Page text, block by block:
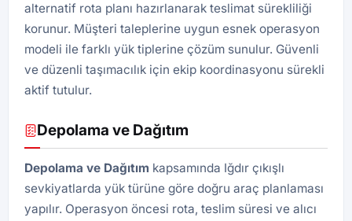
alternatif rota planı hazırlanarak teslimat sürekliliği
korunur. Müşteri taleplerine uygun esnek operasyon
modeli ile farklı yük tiplerine çözüm sunulur. Güvenli
ve düzenli taşımacılık için ekip koordinasyonu sürekli
aktif tutulur.
Depolama ve Dağıtım
Depolama ve Dağıtım kapsamında Iğdır çıkışlı
sevkiyatlarda yük türüne göre doğru araç planlaması
yapılır. Operasyon öncesi rota, teslim süresi ve alıcı